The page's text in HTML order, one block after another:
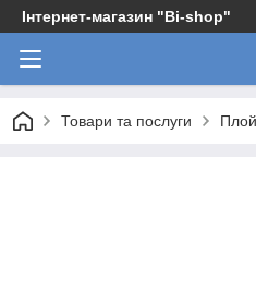
Інтернет-магазин "Bi-shop"
Товари та послуги